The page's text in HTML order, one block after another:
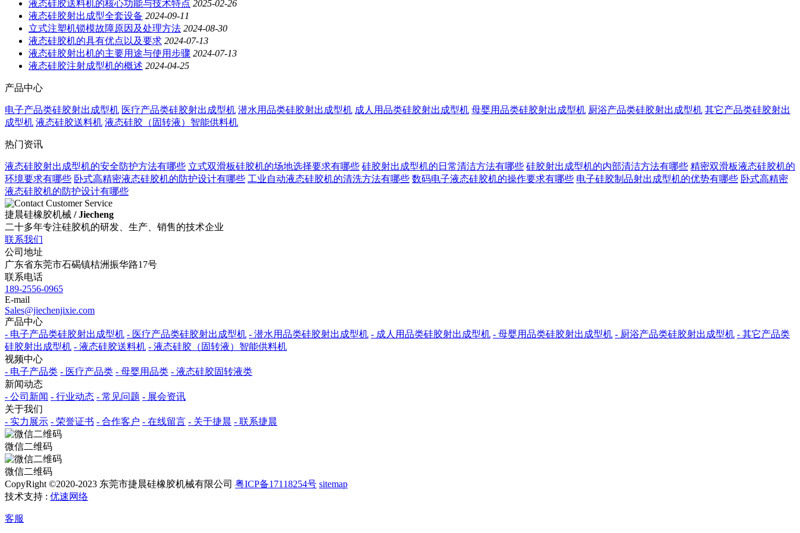
液态硅胶送料机的核心功能与技术特点 2025-02-26
液态硅胶射出成型全套设备 2024-09-11
立式注塑机锁模故障原因及处理方法 2024-08-30
液态硅胶机的具有优点以及要求 2024-07-13
液态硅胶射出机的主要用途与使用步骤 2024-07-13
液态硅胶注射成型机的概述 2024-04-25
产品中心
电子产品类硅胶射出成型机 医疗产品类硅胶射出成型机 潜水用品类硅胶射出成型机 成人用品类硅胶射出成型机 母婴用品类硅胶射出成型机 厨浴产品类硅胶射出成型机 其它产品类硅胶射出
成型机 液态硅胶送料机 液态硅胶（固转液）智能供料机
热门资讯
液态硅胶射出成型机的安全防护方法有哪些 立式双滑板硅胶机的场地选择要求有哪些 硅胶射出成型机的日常清洁方法有哪些 硅胶射出成型机的内部清洁方法有哪些 精密双滑板液态硅胶机的
环境要求有哪些 卧式高精密液态硅胶机的防护设计有哪些 工业自动液态硅胶机的清洗方法有哪些 数码电子液态硅胶机的操作要求有哪些 电子硅胶制品射出成型机的优势有哪些 卧式高精密
液态硅胶机的防护设计有哪些
捷晨硅橡胶机械 / Jiecheng
二十多年专注硅胶机的研发、生产、销售的技术企业
联系我们
公司地址
广东省东莞市石碣镇桔洲振华路17号
联系电话
189-2556-0965
E-mail
Sales@jiechenjixie.com
产品中心
- 电子产品类硅胶射出成型机 - 医疗产品类硅胶射出成型机 - 潜水用品类硅胶射出成型机 - 成人用品类硅胶射出成型机 - 母婴用品类硅胶射出成型机 - 厨浴产品类硅胶射出成型机 - 其它产品类
硅胶射出成型机 - 液态硅胶送料机 - 液态硅胶（固转液）智能供料机
视频中心
- 电子产品类 - 医疗产品类 - 母婴用品类 - 液态硅胶固转液类
新闻动态
- 公司新闻 - 行业动态 - 常见问题 - 展会资讯
关于我们
- 实力展示 - 荣誉证书 - 合作客户 - 在线留言 - 关于捷晨 - 联系捷晨
微信二维码
微信二维码
CopyRight ©2020-2023 东莞市捷晨硅橡胶机械有限公司 粤ICP备17118254号 sitemap
技术支持 : 优速网络
客服